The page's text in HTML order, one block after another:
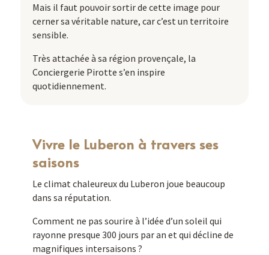
Mais il faut pouvoir sortir de cette image pour
cerner sa véritable nature, car c’est un territoire
sensible.
Très attachée à sa région provençale, la
Conciergerie Pirotte s’en inspire
quotidiennement.
Vivre le Luberon à travers ses
saisons
Le climat chaleureux du Luberon joue beaucoup
dans sa réputation.
Comment ne pas sourire à l’idée d’un soleil qui
rayonne presque 300 jours par an et qui décline de
magnifiques intersaisons ?